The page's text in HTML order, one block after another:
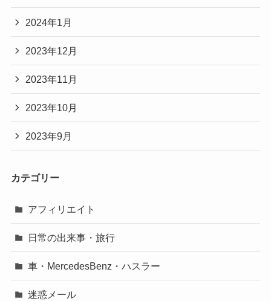
2024年1月
2023年12月
2023年11月
2023年10月
2023年9月
カテゴリー
アフィリエイト
日常の出来事・旅行
車・MercedesBenz・ハスラー
迷惑メール